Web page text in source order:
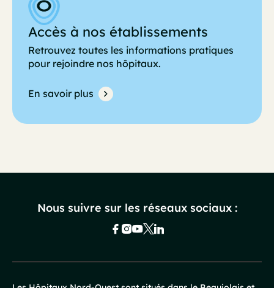
Accès à nos établissements
Retrouvez toutes les informations pratiques
pour rejoindre nos hôpitaux.
En savoir plus
Nous suivre sur les réseaux sociaux :